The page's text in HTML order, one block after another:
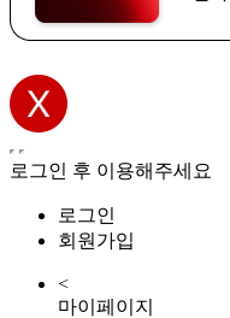
로그인 후 이용해주세요
로그인
회원가입
<
마이페이지